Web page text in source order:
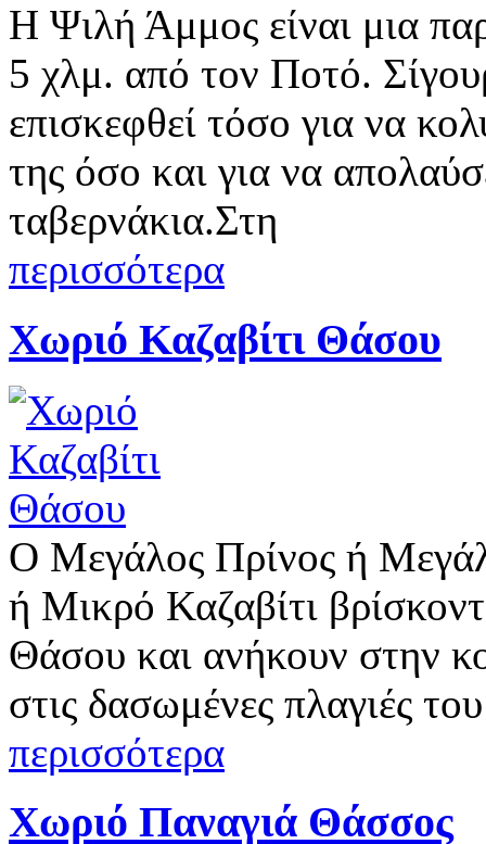
Η Ψιλή Άμμος είναι μια
5 χλμ. από τον Ποτό.
επισκεφθεί τόσο για να
της όσο και για να
ταβερνάκια.Στη
περισσότερα
Χωριό Καζαβίτι Θάσου
Ο Μεγάλος Πρίνος ή
ή Μικρό Καζαβίτι
Θάσου και ανήκουν στην
στις δασωμένες πλαγιές
περισσότερα
Χωριό Παναγιά Θάσσος